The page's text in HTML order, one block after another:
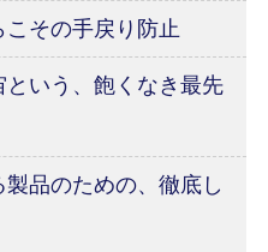
その手戻り防止
いう、飽くなき最先
品のための、徹底し